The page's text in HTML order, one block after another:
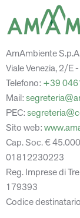
AmAmbiente
Viale Venezia, 2/E
Telefono: +39
Mail:
PEC:
Sito web:
Cap. Soc. €
01812230223
Reg. Imprese di
179393
Codice